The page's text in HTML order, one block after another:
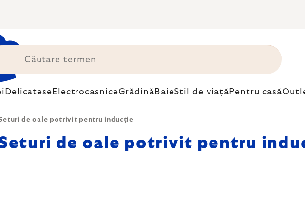
Delicatese ElectrocasniceGrădină BaieStil de viață Pentru casă
de oale potrivit pentru inducție
de oale potrivit pentru